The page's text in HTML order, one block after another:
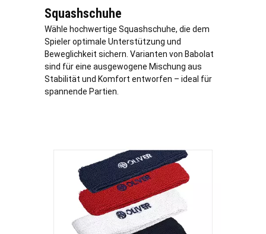
Squashschuhe
Wähle hochwertige Squashschuhe, die dem
Spieler optimale Unterstützung und
Beweglichkeit sichern. Varianten von Babolat
sind für eine ausgewogene Mischung aus
Stabilität und Komfort entworfen – ideal für
spannende Partien.